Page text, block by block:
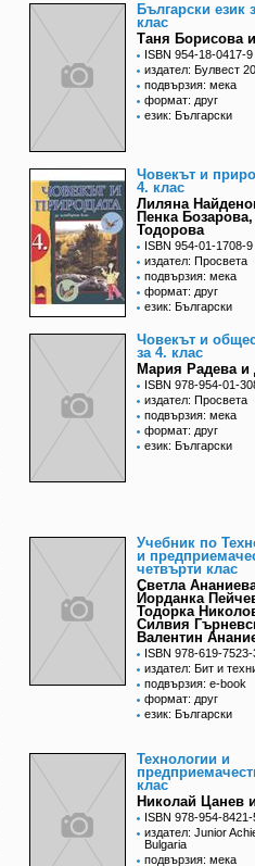
Български език
клас
Таня Борисова
ISBN 954-18-0417-9
издател: Булвест
подвързия: мека
формат: друг
език: Български
Човекът и
4. клас
Лиляна
Пенка
Тодорова
ISBN 954-01-1708-9
издател: Просвета
подвързия: мека
формат: друг
език: Български
Човекът и
за 4. клас
Мария Радева и
ISBN 978-954-01-
издател: Просвета
подвързия: мека
формат: друг
език: Български
Учебник по
и
четвърти клас
Светла
Йорданка
Тодорка
Силвия
Валентин
ISBN 978-619-
издател: Бит и
подвързия: e-book
формат: друг
език: Български
Технологии и
клас
Николай Цанев
ISBN 978-954-
издател: Junior
Bulgaria
подвързия: мека